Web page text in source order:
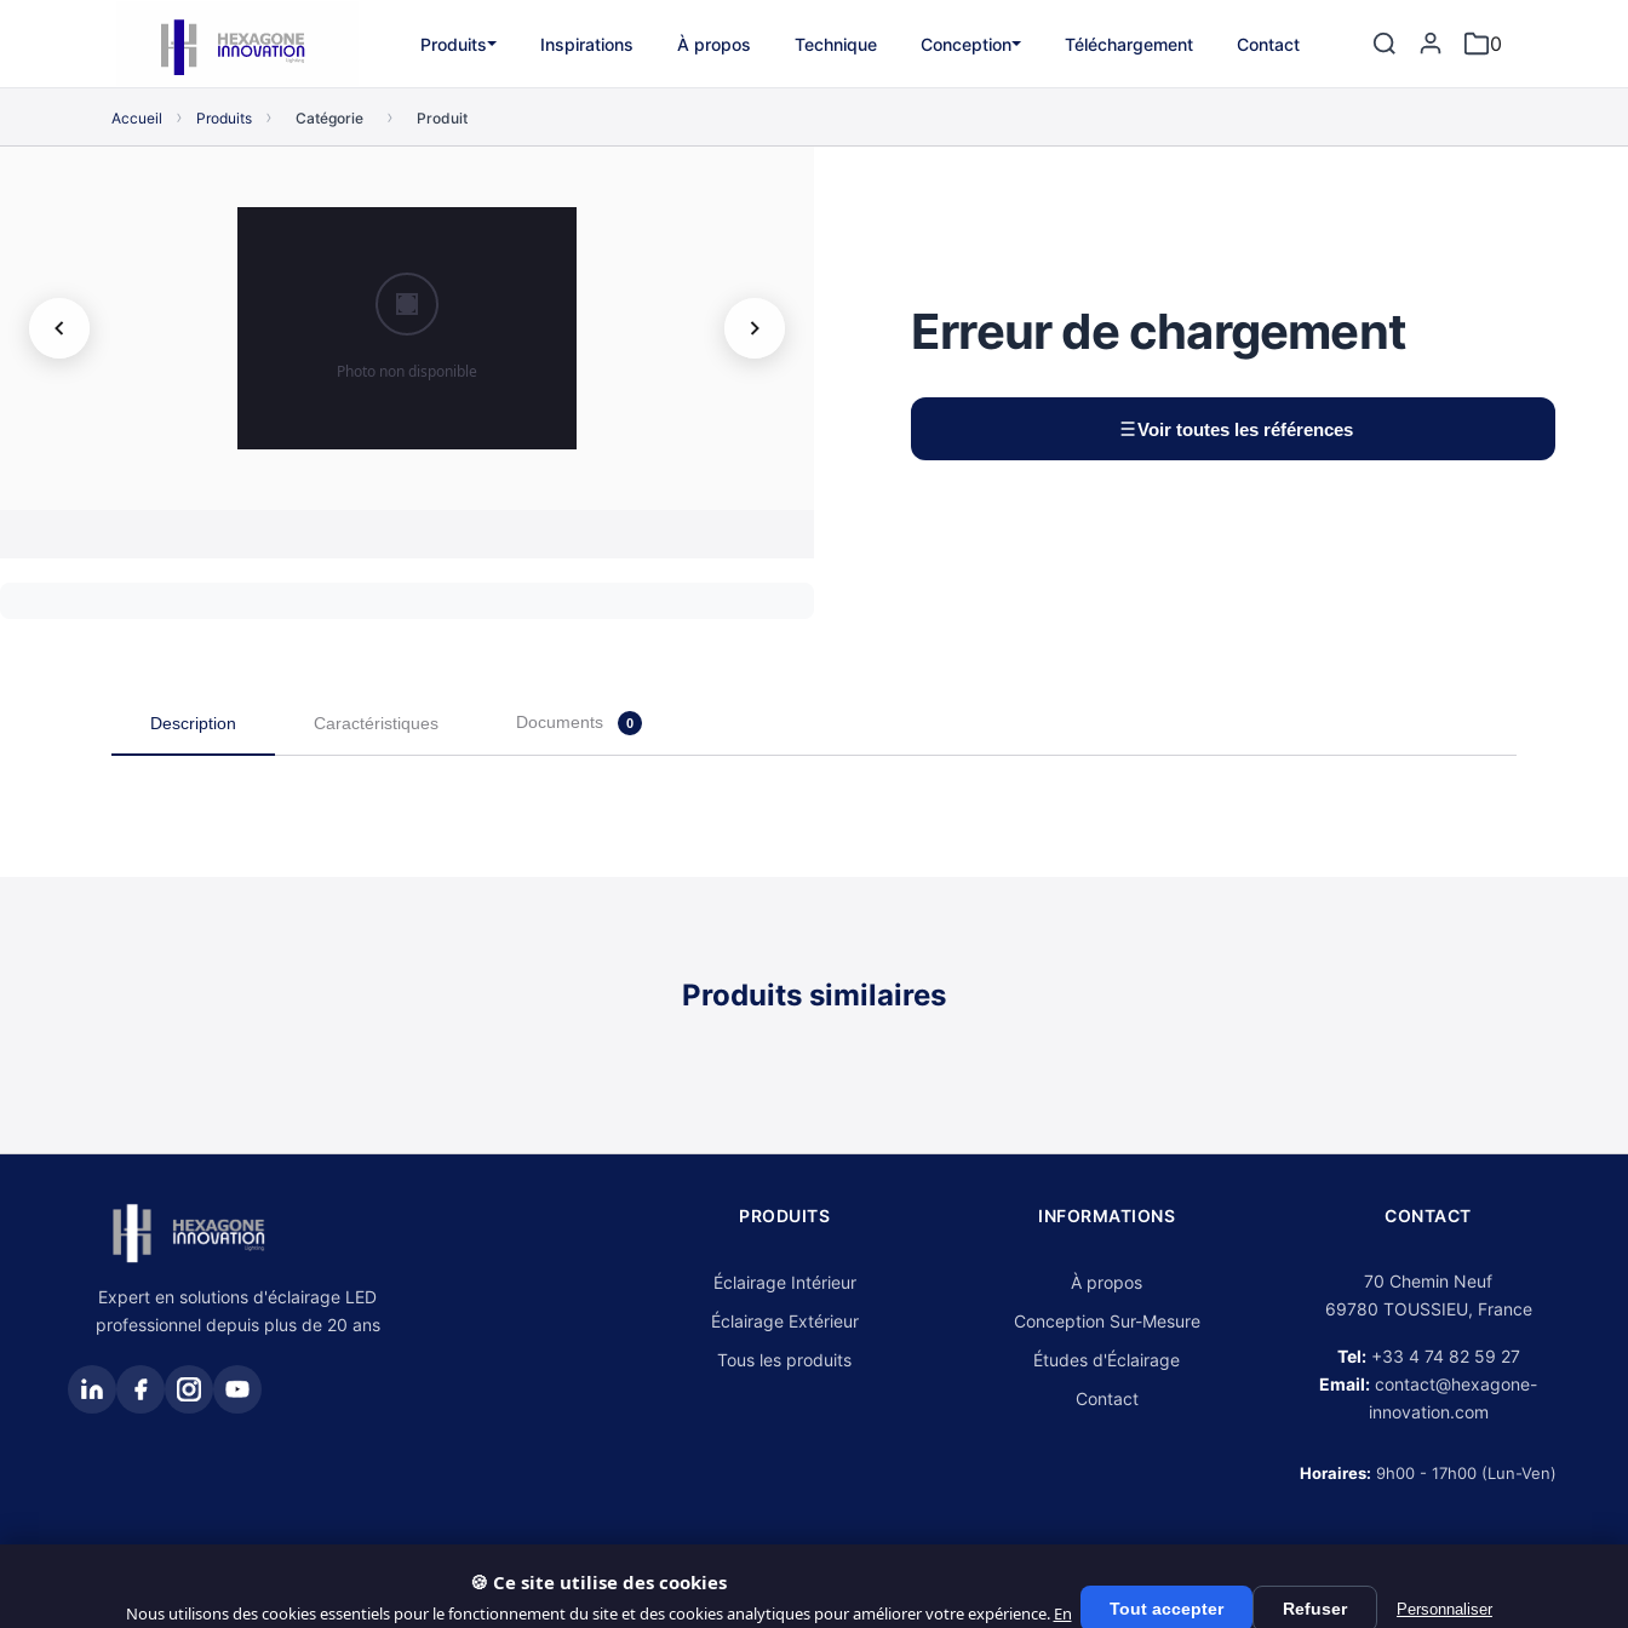
Produits Inspirations À propos Technique Conception Téléchargement Contact 0
Accueil › Produits › Catégorie › Produit
Erreur de chargement
Voir toutes les références
Description Caractéristiques Documents 0
Produits similaires
Expert en solutions d'éclairage LED
professionnel depuis plus de 20 ans
PRODUITS
Éclairage Intérieur
Éclairage Extérieur
Tous les produits
INFORMATIONS
À propos
Conception Sur-Mesure
Études d'Éclairage
Contact
CONTACT
70 Chemin Neuf
69780 TOUSSIEU, France
Tel: +33 4 74 82 59 27
Email: contact@hexagone-
innovation.com
Horaires: 9h00 - 17h00 (Lun-Ven)
© 2026 Hexagone Innovation. Tous droits réservés. Mentions légalesCGV Politique de confidentialité
🍪 Ce site utilise des cookies
Nous utilisons des cookies essentiels pour le fonctionnement du site et des cookies analytiques pour améliorer votre expérience. En
Tout accepter Refuser Personnaliser